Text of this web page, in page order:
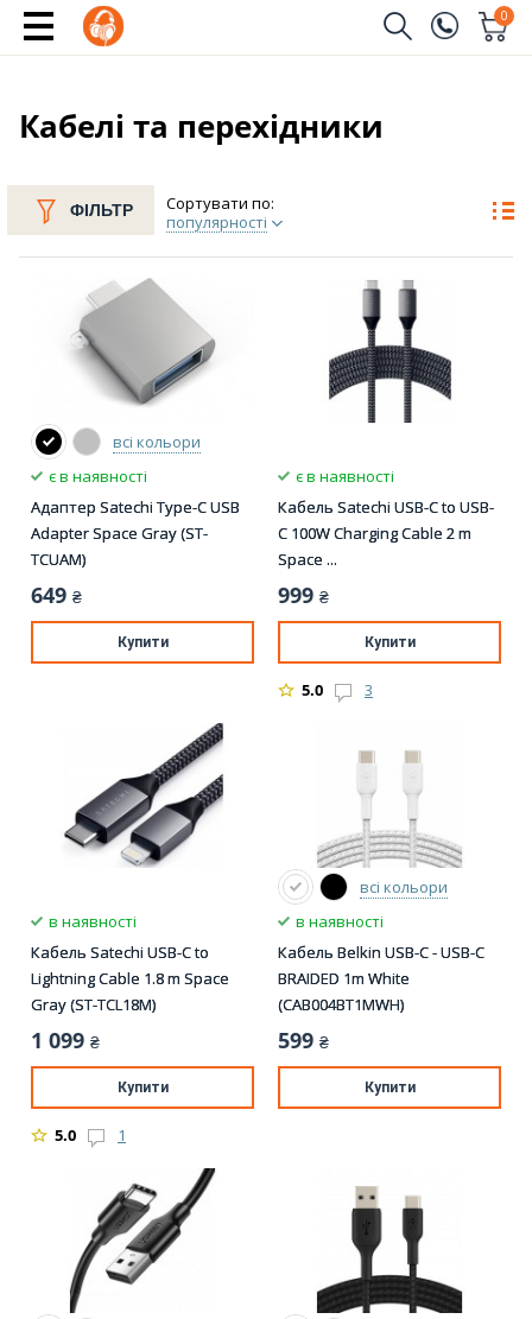
0
Телефон
Кабелі та перехідники
ФІЛЬТР
Сортувати по:
популярності
всі кольори
є в наявності
Адаптер Satechi Type-C USB
Adapter Space Gray (ST-
TCUAM)
649 ₴
Купити
є в наявності
Кабель Satechi USB-C to USB-
C 100W Charging Cable 2 m
Space ...
999 ₴
Купити
5.0 3
в наявності
Кабель Satechi USB-C to
Lightning Cable 1.8 m Space
Gray (ST-TCL18M)
1 099 ₴
Купити
5.0 1
всі кольори
в наявності
Кабель Belkin USB-С - USB-С
BRAIDED 1m White
(CAB004BT1MWH)
599 ₴
Купити